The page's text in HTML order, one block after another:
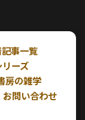
事一覧
ーズ
房の雑学
お問い合わせ